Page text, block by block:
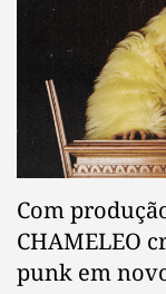
Com
CHAMELEO
punk em